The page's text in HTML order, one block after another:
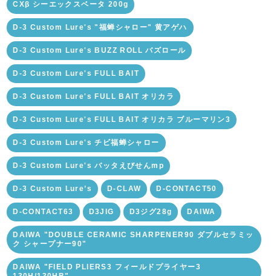
CXβ シーエックスベータ 200g
D-3 Custom Lure's "福蝉シャロー" 黄アゲハ
D-3 Custom Lure's BUZZ ROLL バズロール
D-3 Custom Lure's FULL BAIT
D-3 Custom Lure's FULL BAIT オリカラ
D-3 Custom Lure's FULL BAIT オリカラ ブルーマリン3
D-3 Custom Lure's チビ福蝉シャロー
D-3 Custom Lure's バッタえびせんmp
D-3 Custom Lure’s D-CLAW D-CONTACT50
D-CONTACT63 D3JIG D3ジグ28g DAIWA
DAIWA "DOUBLE CERAMIC SHARPENER90 ダブルセラミッ
ク シャープナー90"
DAIWA "FIELD PLIERS3 フィールドプライヤー3